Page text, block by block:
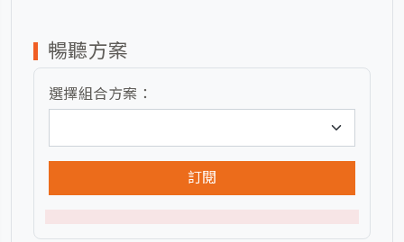
暢聽方案
選擇組合方案：
訂閱